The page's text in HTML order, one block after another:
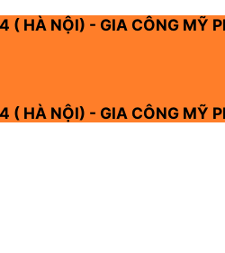
HÀ NỘI) - GIA CÔNG MỸ
HÀ NỘI) - GIA CÔNG MỸ